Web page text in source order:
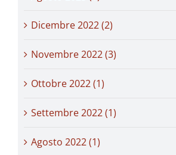
Dicembre 2022 (2)
Novembre 2022 (3)
Ottobre 2022 (1)
Settembre 2022 (1)
Agosto 2022 (1)